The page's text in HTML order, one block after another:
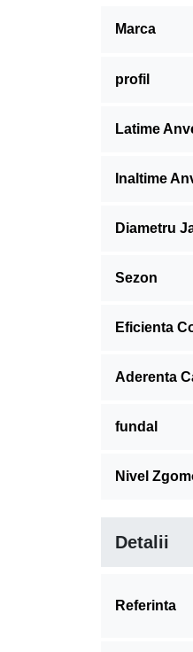
Marca
profil
Latime
Inaltime
Diametru
Sezon
Eficienta
Aderenta
fundal
Nivel
Detalii
Referinta